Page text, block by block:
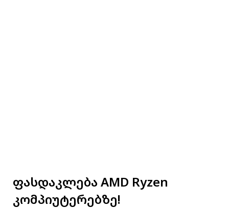
ფასდაკლება AMD Ryzen
კომპიუტერებზე!